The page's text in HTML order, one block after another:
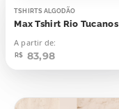
TSHIRTS ALGODÃO
Max Tshirt Rio Tucanos
A partir de:
R$ 83,98